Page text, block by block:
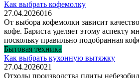
Как выбрать кофемолку
27.04.2026016
От выбора кофемолки зависит
кофе. Бариста уделяет этому аспекту
поскольку правильно подобранная
Бытовая техника
Как выбрать кухонную вытяжку
27.04.2026021
Отходы производства плиты